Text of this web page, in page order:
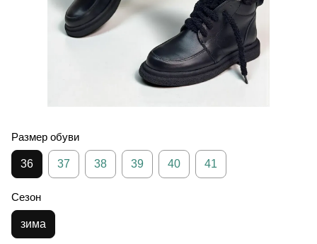
Размер обуви
36 37 38 39 40 41
Сезон
зима